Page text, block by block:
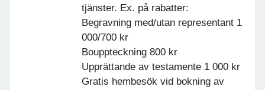
tjänster. Ex. på rabatter:
Begravning med/utan representant 1
000/700 kr
Bouppteckning 800 kr
Upprättande av testamente 1 000 kr
Gratis hembesök vid bokning av